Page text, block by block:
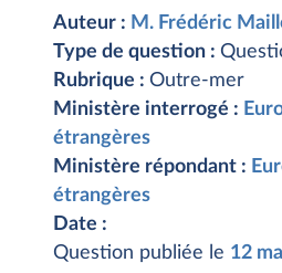
Auteur : M. Frédéric
Type de question :
Rubrique : Outre-mer
Ministère interrogé :
étrangères
Ministère répondant :
étrangères
Date :
Question publiée le 12